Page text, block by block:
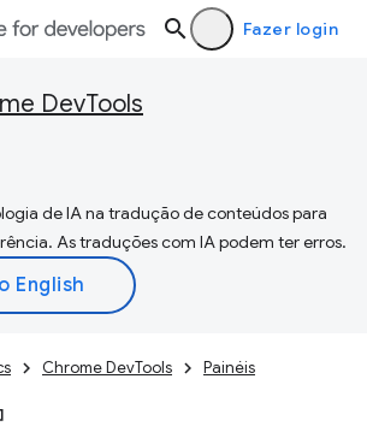
Fazer login
DevTools
de IA na tradução de conteúdos para
As traduções com IA podem ter erros.
Chrome DevTools Painéis